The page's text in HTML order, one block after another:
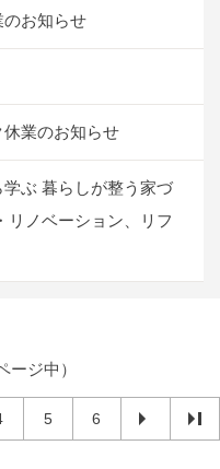
お知らせ
業のお知らせ
ぶ 暮らしが整う家づ
リノベーション、リフ
ージ中）
5 6